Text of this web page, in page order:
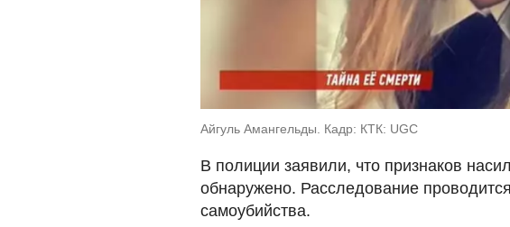
Айгуль Амангельды. Кадр: КТК: UGC
В полиции заявили, что признаков
обнаружено. Расследование
самоубийства.